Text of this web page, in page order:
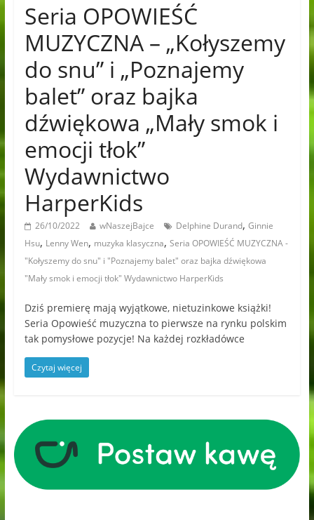
Seria OPOWIEŚĆ
MUZYCZNA – „Kołyszemy
do snu” i „Poznajemy
balet” oraz bajka
dźwiękowa „Mały smok i
emocji tłok”
Wydawnictwo
HarperKids
26/10/2022 wNaszejBajce Delphine Durand, Ginnie
Hsu, Lenny Wen, muzyka klasyczna, Seria OPOWIEŚĆ MUZYCZNA -
"Kołyszemy do snu" i "Poznajemy balet" oraz bajka dźwiękowa
"Mały smok i emocji tłok" Wydawnictwo HarperKids
Dziś premierę mają wyjątkowe, nietuzinkowe książki!
Seria Opowieść muzyczna to pierwsze na rynku polskim
tak pomysłowe pozycje! Na każdej rozkładówce
Czytaj więcej